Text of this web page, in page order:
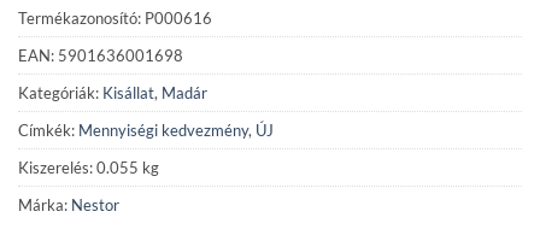
Termékazonosító: P000616
EAN: 5901636001698
Kategóriák: Kisállat, Madár
Címkék: Mennyiségi kedvezmény, ÚJ
Kiszerelés: 0.055 kg
Márka: Nestor